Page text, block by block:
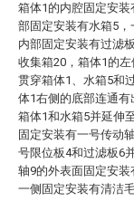
箱体1的内腔固定安
部固定安装有水箱5
内部固定安装有过滤
收集箱20，箱体1的
贯穿箱体1、水箱5和
体1右侧的底部连通
箱体1和水箱5并延伸
固定安装有一号传动
号限位板4和过滤板6
轴9的外表面固定安
一侧固定安装有清洁毛